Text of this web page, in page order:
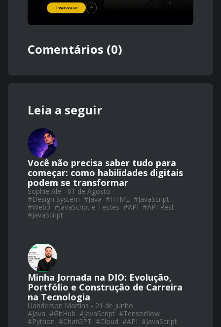
Comentários (0)
Leia a seguir
Você não precisa saber tudo para
começar: como habilidades digitais
podem se transformar
Sophie Ale - 01 de Agosto
#Design System #Java #HTML #JavaScript
#Web3 #JavaScript e Testes #API #API Rest
#JavaScript
Minha Jornada na DIO: Evolução,
Portfólio e Construção de Carreira
na Tecnologia
Uanderson Martins - 21 de Junho
#Java #GitHub #JavaScript #Tensorflow
#Python #ChatGPT #Cloud #API #JavaScript